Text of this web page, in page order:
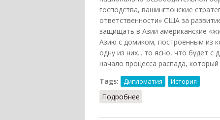
господства, вашингтонские
ответственности» США за
защищать в Азии американские
Азию с домиком, построенным из
одну из них... то ясно, что будет
начало процесса распада,
Tags:
Дипломатия История
Подробнее